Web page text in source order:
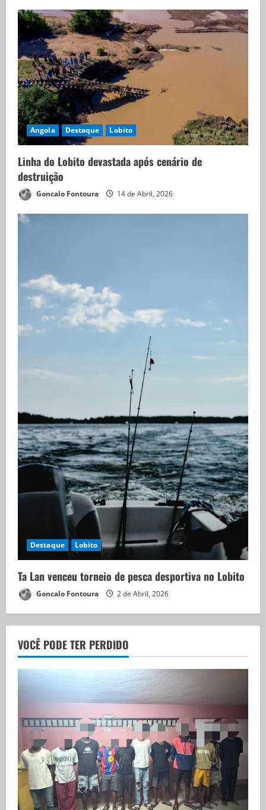
Angola Destaque Lobito
Linha do Lobito devastada após cenário de
destruição
Goncalo Fontoura 14 de Abril, 2026
Destaque Lobito
Ta Lan venceu torneio de pesca desportiva no Lobito
Goncalo Fontoura 2 de Abril, 2026
VOCÊ PODE TER PERDIDO